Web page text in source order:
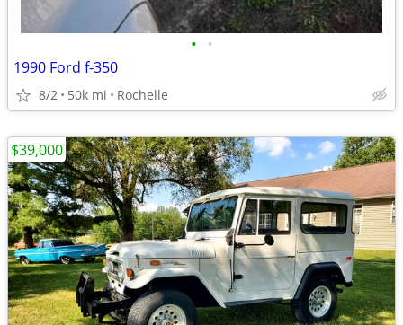
• •
1990 Ford f-350
8/2 50k mi Rochelle
$39,000